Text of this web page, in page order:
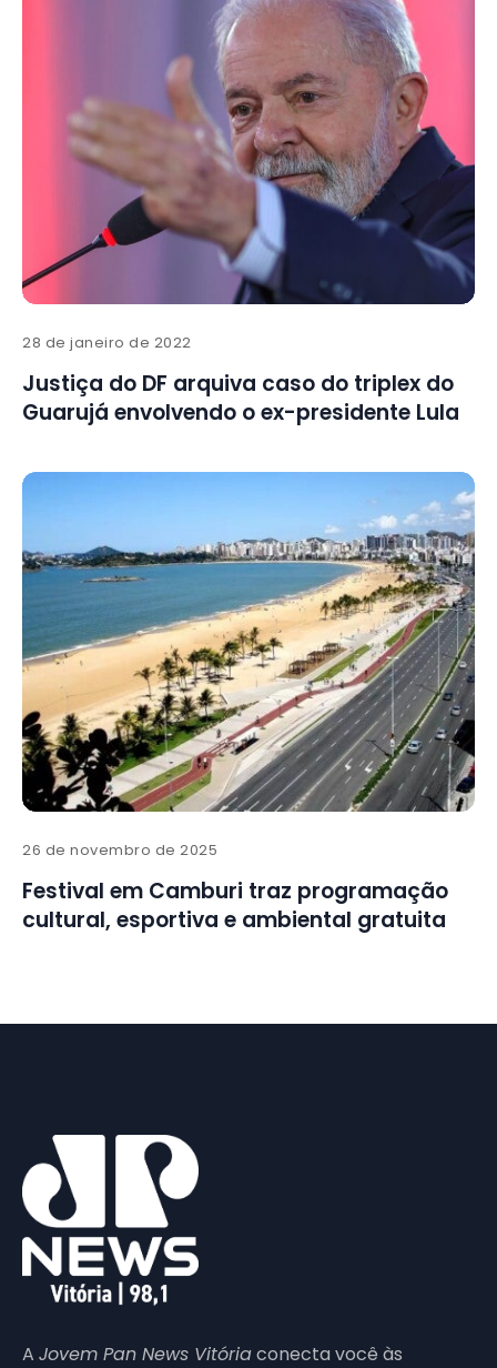
28 de janeiro de 2022
Justiça do DF arquiva caso do triplex do
Guarujá envolvendo o ex-presidente Lula
26 de novembro de 2025
Festival em Camburi traz programação
cultural, esportiva e ambiental gratuita
A Jovem Pan News Vitóriaconecta você às